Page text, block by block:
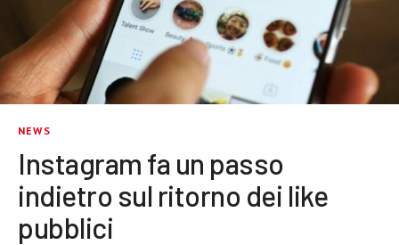
NEWS
Instagram fa un passo
indietro sul ritorno dei like
pubblici